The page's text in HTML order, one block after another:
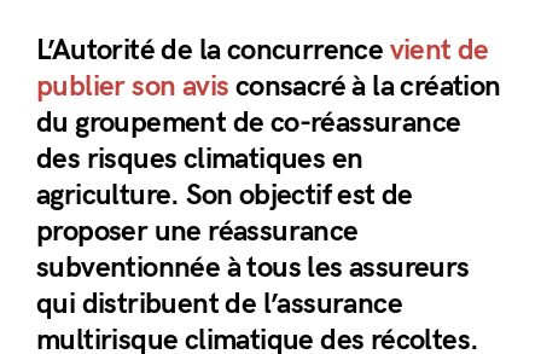
L’Autorité de la concurrence vient de
publier son avis consacré à la création
du groupement de co-réassurance
des risques climatiques en
agriculture. Son objectif est de
proposer une réassurance
subventionnée à tous les assureurs
qui distribuent de l’assurance
multirisque climatique des récoltes.